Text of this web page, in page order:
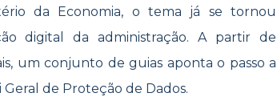
da Economia, o tema já se tornou
digital da administração. A partir de
um conjunto de guias aponta o passo a
Geral de Proteção de Dados.